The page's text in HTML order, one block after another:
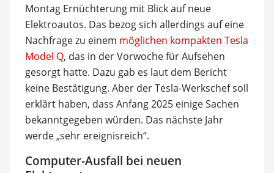
Montag Ernüchterung mit Blick auf neue
Elektroautos. Das bezog sich allerdings auf eine
Nachfrage zu einem möglichen kompakten Tesla
Model Q, das in der Vorwoche für Aufsehen
gesorgt hatte. Dazu gab es laut dem Bericht
keine Bestätigung. Aber der Tesla-Werkschef soll
erklärt haben, dass Anfang 2025 einige Sachen
bekanntgegeben würden. Das nächste Jahr
werde „sehr ereignisreich“.
Computer-Ausfall bei neuen